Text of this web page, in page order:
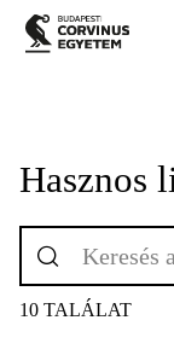
Hasznos
10 TALÁLAT